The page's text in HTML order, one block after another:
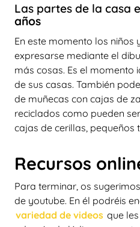
Las partes de la casa
años
En este momento los niños
expresarse mediante el
más cosas. Es el momento
de sus casas. También
de muñecas con cajas de
reciclados como pueden
cajas de cerillas, pequeños
Recursos
Para terminar, os
de youtube. En él podréis
variedad de videos que